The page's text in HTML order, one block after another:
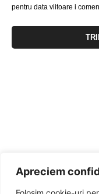
Apreciem
pentru data viitoare i